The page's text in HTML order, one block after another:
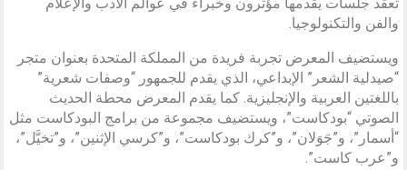
والفن والتكنولوجيا.
ويستضيف المعرض تجربة فريدة من المملكة المتحدة بعنوان متجر
“صيدلية الشعر” الإبداعي، الذي يقدم للجمهور “وصفات شعرية”
باللغتين العربية والإنجليزية. كما يقدم المعرض محطة الحديث
الصوتي “بودكاست”، ويستضيف مجموعة من برامج البودكاست مثل
“أسمار”، و”جَوَلان”، و”كرك بودكاست”، و”كرسي الإثنين”، و”تخيَّل”،
و”عرب كاست”.